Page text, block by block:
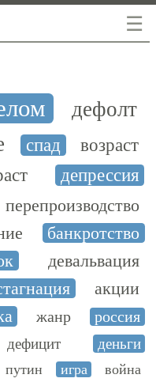
☰
дефолт
спад возраст
депрессия
перепроизводство
банкротство
девальвация
акции
жанр россия
дефицит
деньги
путин игра
война